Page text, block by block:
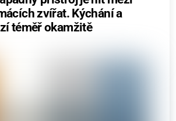
zvířat. Kýchání a
téměř okamžitě